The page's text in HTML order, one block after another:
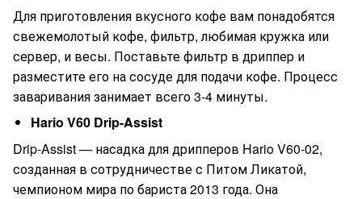
Для приготовления вкусного кофе вам понадобятся
свежемолотый кофе, фильтр, любимая кружка или
сервер, и весы. Поставьте фильтр в дриппер и
разместите его на сосуде для подачи кофе. Процесс
заваривания занимает всего 3-4 минуты.
Hario V60 Drip-Assist
Drip-Assist — насадка для дрипперов Hario V60-02,
созданная в сотрудничестве с Питом Ликатой,
чемпионом мира по бариста 2013 года. Она